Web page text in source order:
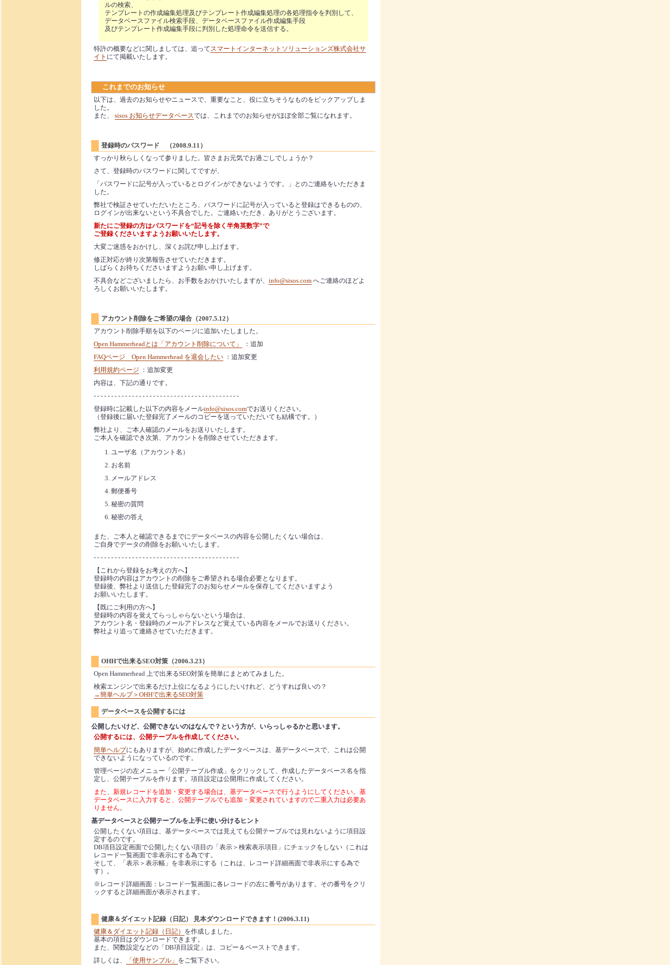
ルの検索、
テンプレートの作成編集処理及びテンプレート作成編集処理の各処理指令を判別して、
データベースファイル検索手段、データベースファイル作成編集手段
及びテンプレート作成編集手段に判別した処理命令を送信する。
特許の概要などに関しましては、追ってスマートインターネットソリューションズ株式会社サ
イト にて掲載いたします。
これまでのお知らせ
以下は、過去のお知らせやニュースで、重要なこと、役に立ちそうなものをピックアップしま
した。
また、 sisos お知らせデータベースでは、これまでのお知らせがほぼ全部ご覧になれます。
登録時のパスワード （2008.9.11）
すっかり秋らしくなって参りました。皆さまお元気でお過ごしでしょうか？
さて、登録時のパスワードに関してですが、
「パスワードに記号が入っているとログインができないようです。」とのご連絡をいただきま
した。
弊社で検証させていただいたところ、パスワードに記号が入っていると登録はできるものの、
ログインが出来ないという不具合でした。ご連絡いただき、ありがとうございます。
新たにご登録の方はパスワードを“記号を除く半角英数字”で
ご登録くださいますようお願いいたします。
大変ご迷惑をおかけし、深くお詫び申し上げます。
修正対応が終り次第報告させていただきます。
しばらくお待ちくださいますようお願い申し上げます。
不具合などございましたら、お手数をおかけいたしますが、 info@sisos.com へご連絡のほどよ
ろしくお願いいたします。
アカウント削除をご希望の場合（2007.5.12）
アカウント削除手順を以下のページに追加いたしました。
Open Hammerheadとは「アカウント削除について」
：追加
FAQページ Open Hammerhead を退会したい ：追加変更
利用規約ページ ：追加変更
内容は、下記の通りです。
- - - - - - - - - - - - - - - - - - - - - - - - - - - - - - - - - - - - - - - - - -
登録時に記載した以下の内容をメールinfo@sisos.comでお送りください。
（登録後に届いた登録完了メールのコピーを送っていただいても結構です。）
弊社より、ご本人確認のメールをお送りいたします。
ご本人を確認でき次第、アカウントを削除させていただきます。
ユーザ名（アカウント名）
お名前
メールアドレス
郵便番号
秘密の質問
秘密の答え
また、ご本人と確認できるまでにデータベースの内容を公開したくない場合は、
ご自身でデータの削除をお願いいたします。
- - - - - - - - - - - - - - - - - - - - - - - - - - - - - - - - - - - - - - - - - -
【これから登録をお考えの方へ】
登録時の内容はアカウントの削除をご希望される場合必要となります。
登録後、弊社より送信した登録完了のお知らせメールを保存してくださいますよう
お願いいたします。
【既にご利用の方へ】
登録時の内容を覚えてらっしゃらないという場合は、
アカウント名・登録時のメールアドレスなど覚えている内容をメールでお送りください。
弊社より追って連絡させていただきます。
OHHで出来るSEO対策（2006.3.23）
Open Hammerhead 上で出来るSEO対策を簡単にまとめてみました。
検索エンジンで出来るだけ上位になるようにしたいけれど、どうすれば良いの？
→簡単ヘルプ＞OHHで出来るSEO対策
データベースを公開するには
公開したいけど、公開できないのはなんで？という方が、いらっしゃるかと思います。
公開するには、公開テーブルを作成してください。
簡単ヘルプにもありますが、始めに作成したデータベースは、基データベースで、これは公開
できないようになっているのです。
管理ページの左メニュー「公開テーブル作成」をクリックして、作成したデータベース名を指
定し、公開テーブルを作ります。項目設定は公開用に作成してください。
また、新規レコードを追加・変更する場合は、基データベースで行うようにしてください。基
データベースに入力すると、公開テーブルでも追加・変更されていますので二重入力は必要あ
りません。
基データベースと公開テーブルを上手に使い分けるヒント
公開したくない項目は、基データベースでは見えても公開テーブルでは見れないように項目設
定するのです。
DB項目設定画面で公開したくない項目の「表示＞検索表示項目」にチェックをしない（これは
レコード一覧画面で非表示にする為です。
そして、「表示＞表示幅」を非表示にする（これは、レコード詳細画面で非表示にする為で
す）。
※レコード詳細画面：レコード一覧画面に各レコードの左に番号があります。その番号をクリ
ックすると詳細画面が表示されます。
健康＆ダイエット記録（日記） 見本ダウンロードできます！(2006.3.11)
健康＆ダイエット記録（日記） を作成しました。
基本の項目はダウンロードできます。
また、関数設定などの「DB項目設定」は、コピー＆ペーストできます。
詳しくは、
「使用サンプル」 をご覧下さい。